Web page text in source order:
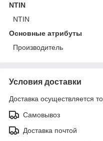
NTIN
NTIN
Основные атрибуты
Производитель
Условия доставки
Доставка осуществляется
Самовывоз
Доставка почтой